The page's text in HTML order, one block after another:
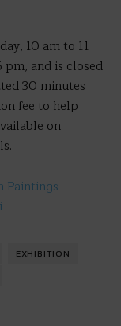
10 am to 11
pm, and is closed
30 minutes
fee to help
on
Paintings
EXHIBITION